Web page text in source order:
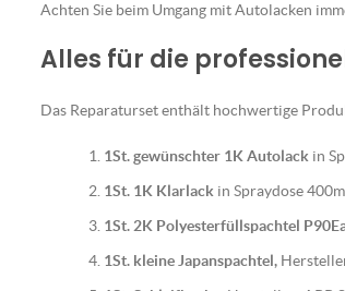
Achten Sie beim Umgang mit Autolacken
Alles für die
Das Reparaturset enthält hochwertige
1St. gewünschter 1K Autolack in
1St. 1K Klarlack in Spraydose
1St. 2K Polyesterfüllspachtel
1St. kleine Japanspachtel,